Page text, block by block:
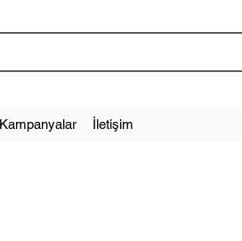
Kampanyalar İletişim